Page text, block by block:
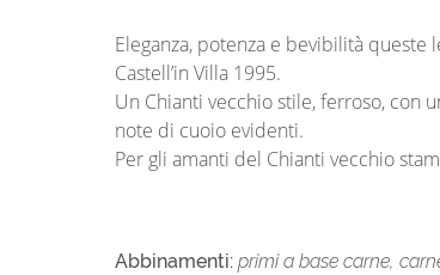
Eleganza, potenza e bevibilità queste
Castell’in Villa 1995.
Un Chianti vecchio stile, ferroso, con
note di cuoio evidenti.
Per gli amanti del Chianti vecchio
Abbinamenti: primi a base carne,